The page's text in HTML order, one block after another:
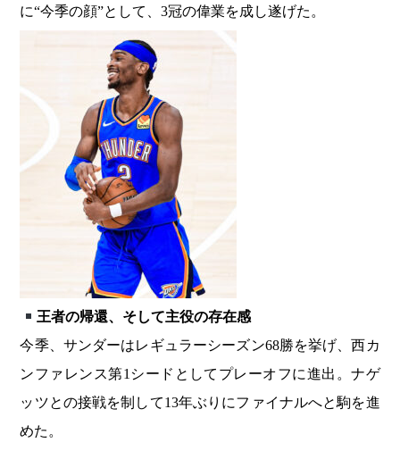
に“今季の顔”として、3冠の偉業を成し遂げた。
王者の帰還、そして主役の存在感
今季、サンダーはレギュラーシーズン68勝を挙げ、西カ
ンファレンス第1シードとしてプレーオフに進出。ナゲ
ッツとの接戦を制して13年ぶりにファイナルへと駒を進
めた。